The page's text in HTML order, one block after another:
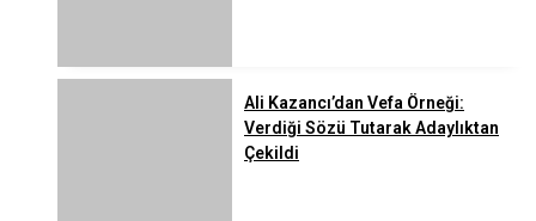
Ali Kazancı’dan Vefa Örneği:
Verdiği Sözü Tutarak Adaylıktan
Çekildi